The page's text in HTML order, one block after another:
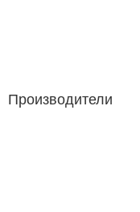
Производители